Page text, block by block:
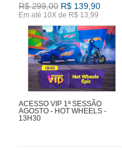
R$ 299,00 R$ 139,90
Em até 10X de R$ 13,99
ACESSO VIP 1ª SESSÃO
AGOSTO - HOT WHEELS -
13H30